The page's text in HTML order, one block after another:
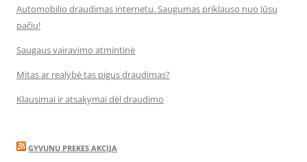
Automobilio draudimas internetu. Saugumas priklauso nuo Jūsų
pačių!
Saugaus vairavimo atmintinė
Mitas ar realybė tas pigus draudimas?
Klausimai ir atsakymai dėl draudimo
GYVUNU PREKES AKCIJA